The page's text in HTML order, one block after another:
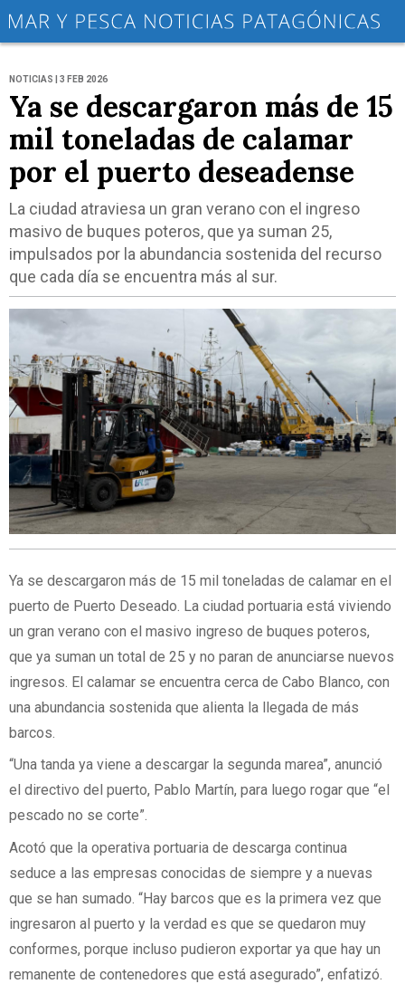
NOTICIAS | 3 FEB 2026
Ya se descargaron más de 15
mil toneladas de calamar
por el puerto deseadense
La ciudad atraviesa un gran verano con el ingreso
masivo de buques poteros, que ya suman 25,
impulsados por la abundancia sostenida del recurso
que cada día se encuentra más al sur.
Ya se descargaron más de 15 mil toneladas de calamar en el
puerto de Puerto Deseado. La ciudad portuaria está viviendo
un gran verano con el masivo ingreso de buques poteros,
que ya suman un total de 25 y no paran de anunciarse nuevos
ingresos. El calamar se encuentra cerca de Cabo Blanco, con
una abundancia sostenida que alienta la llegada de más
barcos.
“Una tanda ya viene a descargar la segunda marea”, anunció
el directivo del puerto, Pablo Martín, para luego rogar que “el
pescado no se corte”.
Acotó que la operativa portuaria de descarga continua
seduce a las empresas conocidas de siempre y a nuevas
que se han sumado. “Hay barcos que es la primera vez que
ingresaron al puerto y la verdad es que se quedaron muy
conformes, porque incluso pudieron exportar ya que hay un
remanente de contenedores que está asegurado”, enfatizó.